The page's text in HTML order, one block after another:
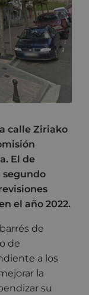
calle Ziriako
El de
segundo
el año 2022.
de
de
a los
la
su